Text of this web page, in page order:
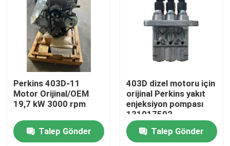
Perkins 403D-11
Motor Orijinal/OEM
19,7 kW 3000 rpm
Talep Gönder
403D dizel motoru için
orijinal Perkins yakıt
enjeksiyon pompası
131017592
Talep Gönder